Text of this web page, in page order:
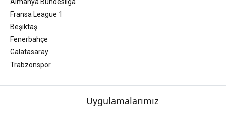
Fransa League 1
Beşiktaş
Fenerbahçe
Galatasaray
Trabzonspor
Uygulamalarımız